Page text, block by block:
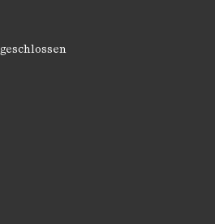
geschlossen